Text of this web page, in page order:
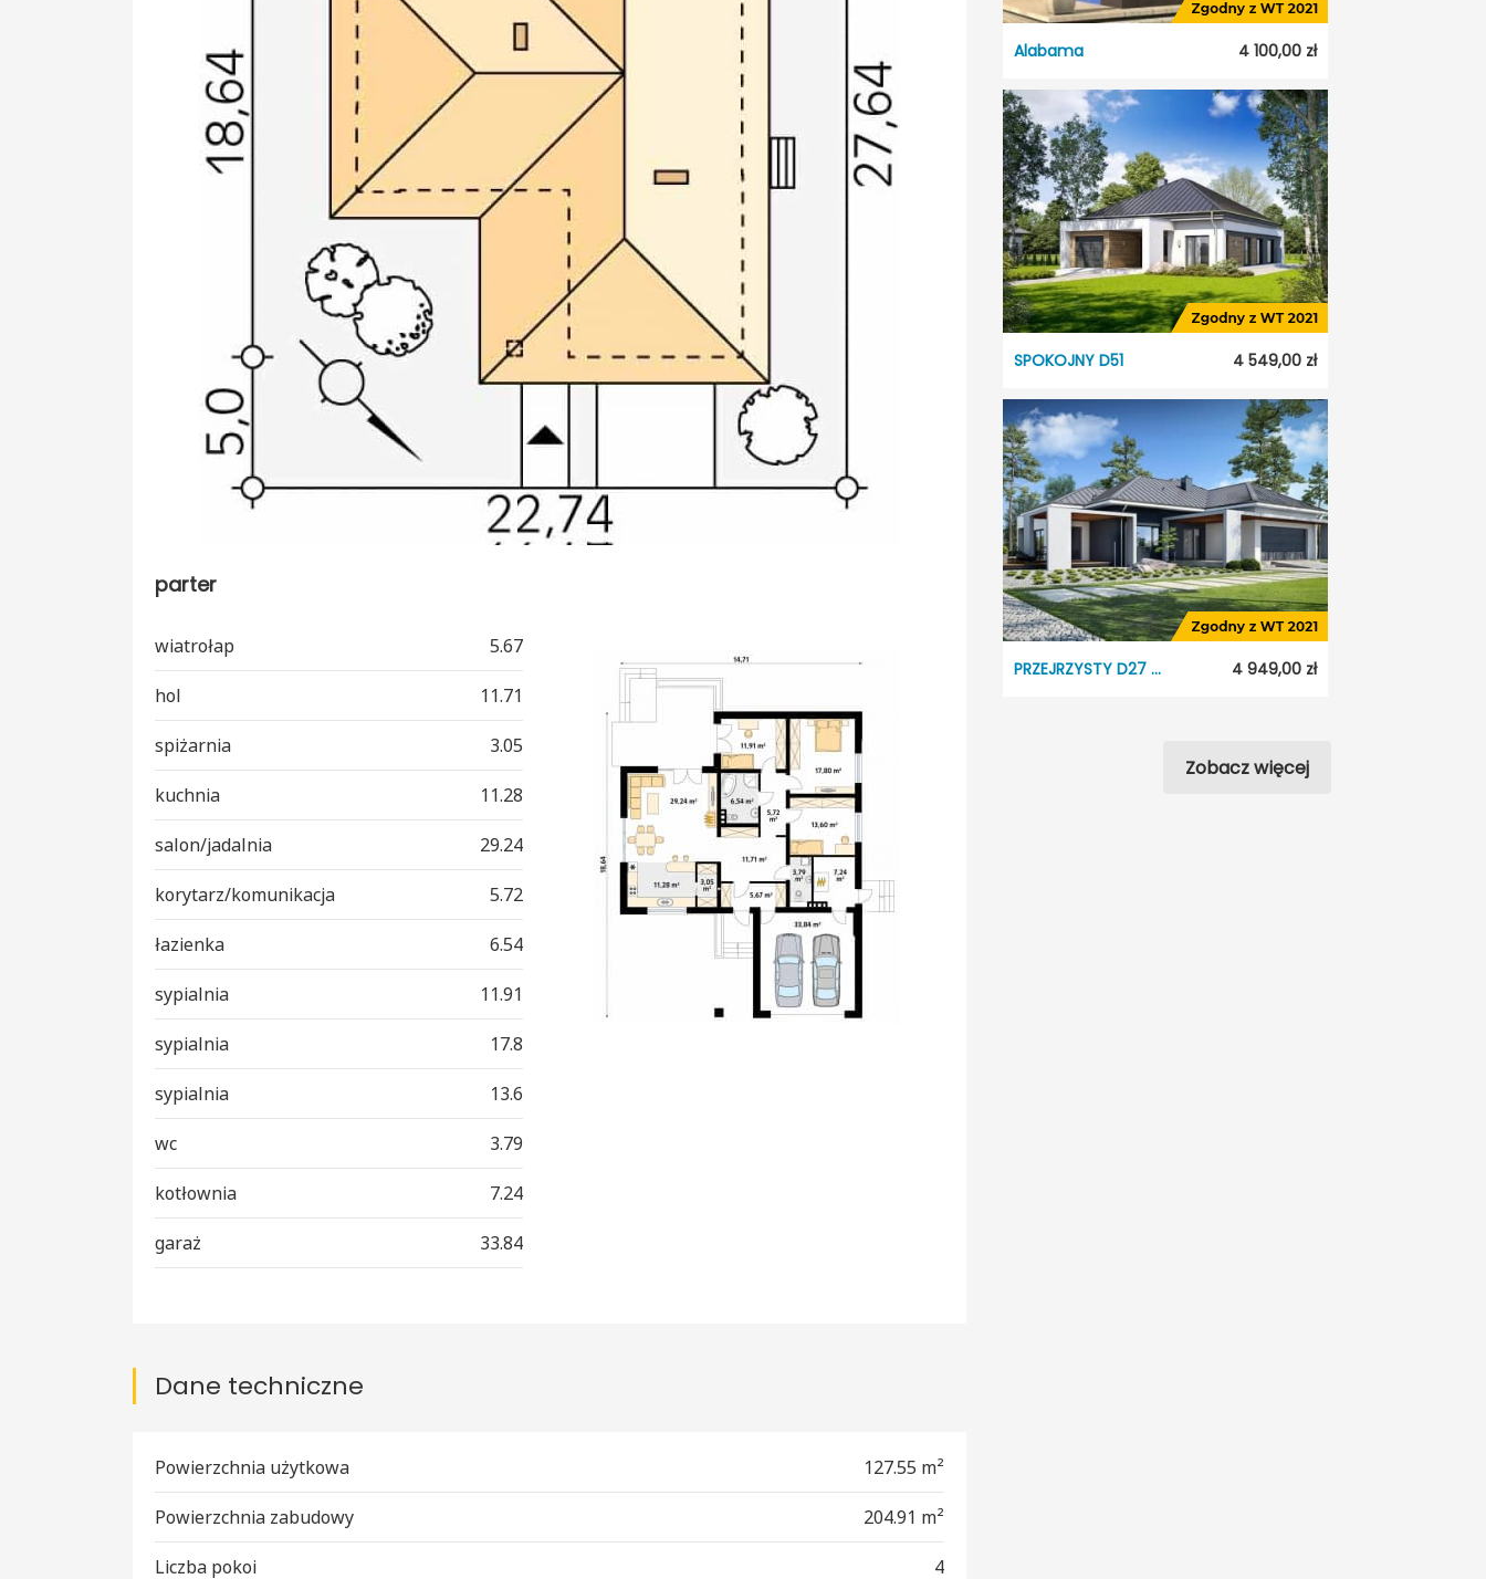
parter
wiatrołap 5.67
hol 11.71
spiżarnia 3.05
kuchnia 11.28
salon/jadalnia 29.24
korytarz/komunikacja 5.72
łazienka 6.54
sypialnia 11.91
sypialnia 17.8
sypialnia 13.6
wc 3.79
kotłownia 7.24
garaż 33.84
Dane techniczne
Powierzchnia użytkowa 127.55 m²
Powierzchnia zabudowy 204.91 m²
Liczba pokoi 4
Alabama 4 100,00 zł
Alabama
Dostępność:
5 dni roboczych
Styl:
Nowoczesny
Typ projektu:
Wolnostojący
Garaż:
Dwustanowiskowy
Dach:
Wielospadowy
Odbicie lustrzane:
Tak
SPOKOJNY D51 4 549,00 zł
SPOKOJNY D51
Dostępność:
7 dni
Styl:
Tradycyjny
Typ projektu:
Wolnostojący
Garaż:
Jednostanowiskowy
Dach:
Czterospadowy
Odbicie lustrzane:
Tak
PRZEJRZYSTY D27 WARIANT I 4 949,00 zł
7 dni
Zobacz więcej